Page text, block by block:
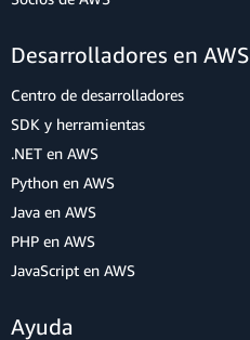
Desarrolladores en AWS
Centro de desarrolladores
SDK y herramientas
.NET en AWS
Python en AWS
Java en AWS
PHP en AWS
JavaScript en AWS
Ayuda